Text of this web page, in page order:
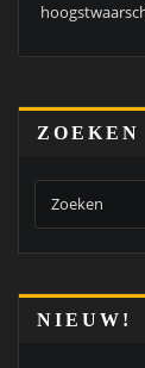
ZOEKEN
NIEUW!